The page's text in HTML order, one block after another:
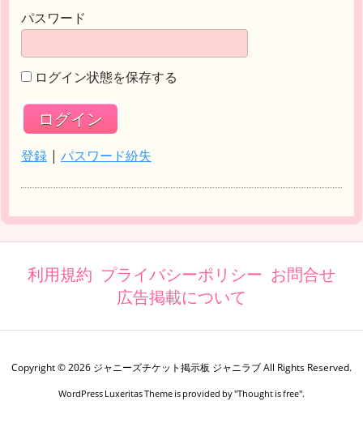
パスワード
ログイン状態を保存する
登録 | パスワード紛失
利用規約 プライバシーポリシー お問合せ
広告掲載について
Copyright ©2026 ジャニーズチケット掲示板 ジャニラブAll Rights Reserved.
WordPress Luxeritas Theme is provided by "Thought is free".